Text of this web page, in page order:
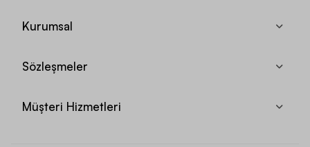
Kurumsal
Sözleşmeler
Müşteri Hizmetleri